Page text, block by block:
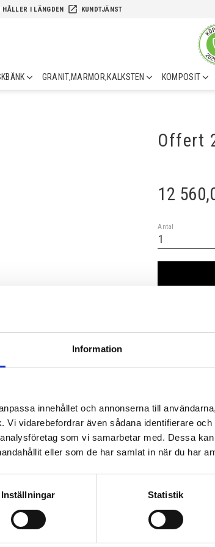
Information
innehållet och annonserna till
vidarebefordrar även sådana identifierare
som vi samarbetar med. Dessa
eller som de har samlat in när du har
Inställningar Statistik
HÅLLER I LÄNGDEN launch KUNDTJÄNST
GRANIT,MARMOR,KALKSTEN KOMPOSIT
Offert
12
Antal